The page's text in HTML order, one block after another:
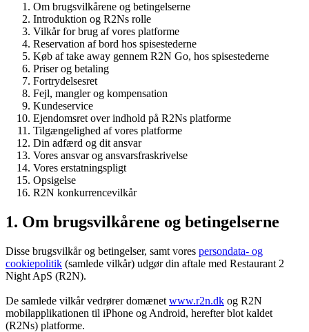
Om brugsvilkårene og betingelserne
Introduktion og R2Ns rolle
Vilkår for brug af vores platforme
Reservation af bord hos spisestederne
Køb af take away gennem R2N Go, hos spisestederne
Priser og betaling
Fortrydelsesret
Fejl, mangler og kompensation
Kundeservice
Ejendomsret over indhold på R2Ns platforme
Tilgængelighed af vores platforme
Din adfærd og dit ansvar
Vores ansvar og ansvarsfraskrivelse
Vores erstatningspligt
Opsigelse
R2N konkurrencevilkår
1. Om brugsvilkårene og betingelserne
Disse brugsvilkår og betingelser, samt vores persondata- og
cookiepolitik (samlede vilkår) udgør din aftale med Restaurant 2
Night ApS (R2N).
De samlede vilkår vedrører domænet www.r2n.dk og R2N
mobilapplikationen til iPhone og Android, herefter blot kaldet
(R2Ns) platforme.